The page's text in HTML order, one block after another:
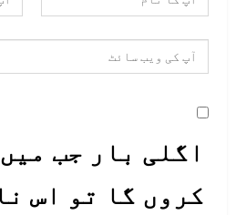
اگلی بار جب
کروں گا تو اس